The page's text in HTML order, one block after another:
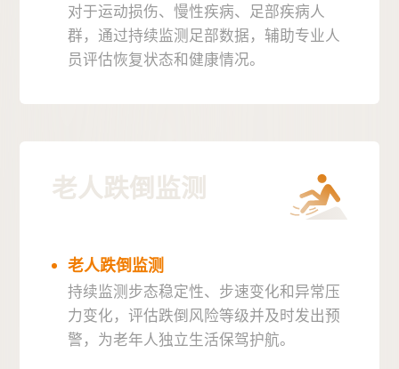
对于运动损伤、慢性疾病、足部疾病人
群，通过持续监测足部数据，辅助专业人
员评估恢复状态和健康情况。
老人跌倒监测
老人跌倒监测
持续监测步态稳定性、步速变化和异常压
力变化，评估跌倒风险等级并及时发出预
警，为老年人独立生活保驾护航。